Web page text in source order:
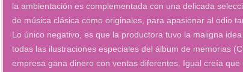
la ambientación es complementada con una delicada
de música clásica como originales, para apasionar al odio
Lo único negativo, es que la productora tuvo la maligna
todas las ilustraciones especiales del álbum de memorias
empresa gana dinero con ventas diferentes. Igual creía